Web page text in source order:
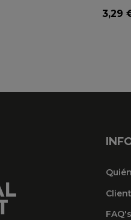
3,29
FAQ's